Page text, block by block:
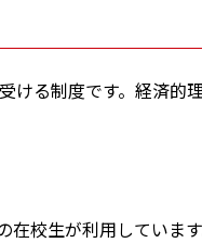
ける制度です。経済的
校生が利用していま